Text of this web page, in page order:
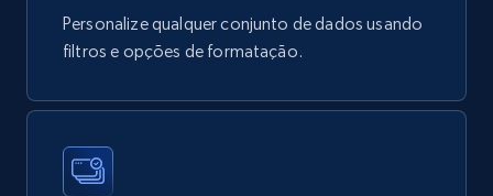
eCommerce
747+ 39+ Buy Now
Personalize qualquer conjunto de dados usando
filtros e opções de formatação.